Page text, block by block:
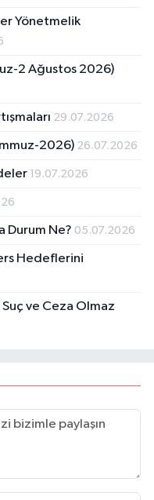
Yönetmelik
2 Ağustos 2026)
29.07.2026
2026) 26.07.2026
19.07.2026
Durum Ne? 05.07.2026
Hedeflerini
ve Ceza Olmaz